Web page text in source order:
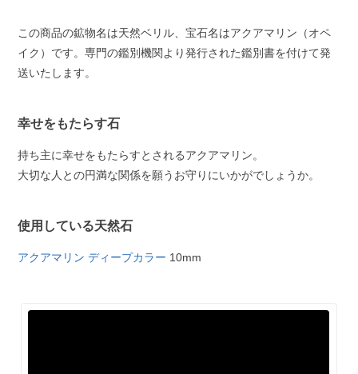
この商品の鉱物名は天然ベリル、宝石名はアクアマリン（オペ
イク）です。専門の鑑別機関より発行された鑑別書を付けて発
送いたします。
幸せをもたらす石
持ち主に幸せをもたらすとされるアクアマリン。
大切な人との円満な関係を願うお守りにいかがでしょうか。
使用している天然石
アクアマリン ディープカラー 10mm